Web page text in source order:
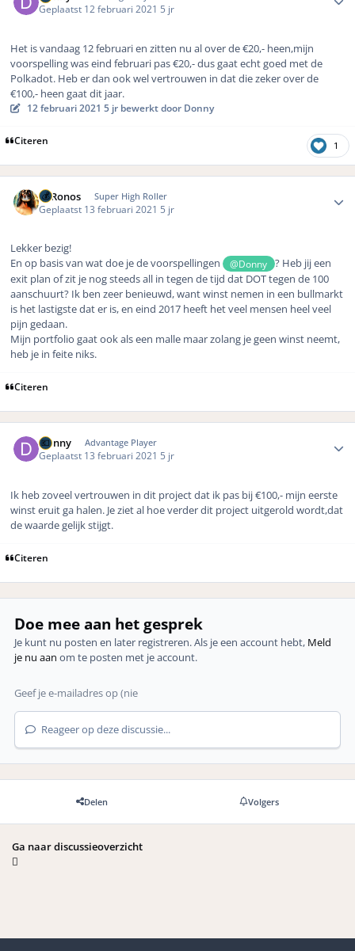
Geplaatst 12 februari 2021 5 jr
Het is vandaag 12 februari en zitten nu al over de €20,- heen,mijn
voorspelling was eind februari pas €20,- dus gaat echt goed met de
Polkadot. Heb er dan ook wel vertrouwen in dat die zeker over de
€100,- heen gaat dit jaar.
12 februari 20215 jr bewerkt door Donny
Citeren 1
K. Ronos Super High Roller
Geplaatst 13 februari 2021 5 jr
Lekker bezig!
En op basis van wat doe je de voorspellingen
@Donny
? Heb jij een
exit plan of zit je nog steeds all in tegen de tijd dat DOT tegen de 100
aanschuurt? Ik ben zeer benieuwd, want winst nemen in een bullmarkt
is het lastigste dat er is, en eind 2017 heeft het veel mensen heel veel
pijn gedaan.
Mijn portfolio gaat ook als een malle maar zolang je geen winst neemt,
heb je in feite niks.
Citeren
Donny Advantage Player
Geplaatst 13 februari 2021 5 jr
Ik heb zoveel vertrouwen in dit project dat ik pas bij €100,- mijn eerste
winst eruit ga halen. Je ziet al hoe verder dit project uitgerold wordt,dat
de waarde gelijk stijgt.
Citeren
Doe mee aan het gesprek
Je kunt nu posten en later registreren. Als je een account hebt, Meld
je nu aan om te posten met je account.
Reageer op deze discussie...
Delen Volgers
Ga naar discussieoverzicht